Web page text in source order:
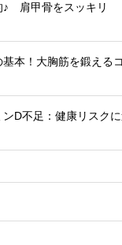
♪ 肩甲骨をスッキリ
本！大胸筋を鍛える
D不足：健康リスクに